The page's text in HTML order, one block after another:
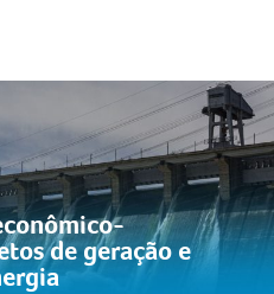
de geração e